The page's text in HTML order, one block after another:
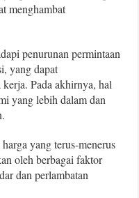
menghambat
penurunan permintaan
yang dapat
Pada akhirnya, hal
yang lebih dalam dan
yang terus-menerus
oleh berbagai faktor
dan perlambatan